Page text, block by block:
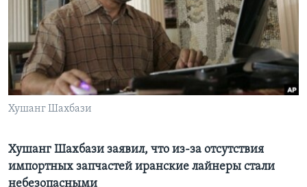
Learning English
СОЦИАЛЬНЫЕ СЕТИ
Хушанг Шахбази
Хушанг Шахбази заявил, что из-за отсутствия
импортных запчастей иранские лайнеры стали
небезопасными